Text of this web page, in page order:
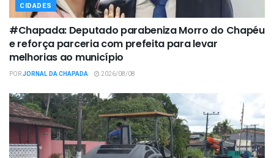
CIDADES
#Chapada: Deputado parabeniza Morro do Chapéu
e reforça parceria com prefeita para levar
melhorias ao município
PORJORNAL DA CHAPADA 2026/08/08